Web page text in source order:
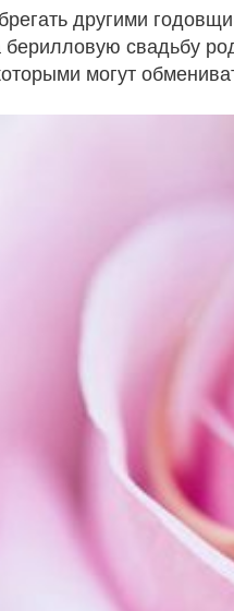
другими
берилловую свадьбу
могут